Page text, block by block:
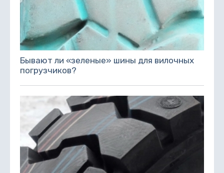
Бывают ли «зеленые» шины для вилочных
погрузчиков?